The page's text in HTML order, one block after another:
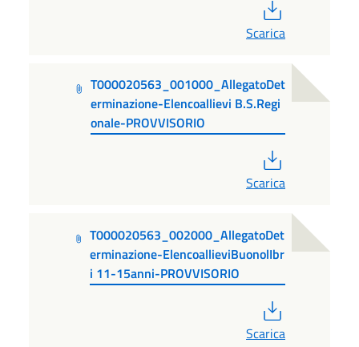
Scarica
T000020563_001000_AllegatoDet
erminazione-Elencoallievi B.S.Regi
onale-PROVVISORIO
Scarica
T000020563_002000_AllegatoDet
erminazione-ElencoallieviBuonolIbr
i 11-15anni-PROVVISORIO
Scarica